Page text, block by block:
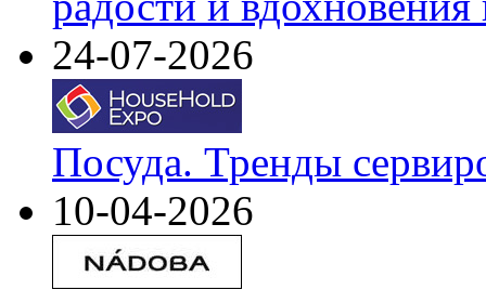
24-07-2026
Посуда. Тренды
10-04-2026